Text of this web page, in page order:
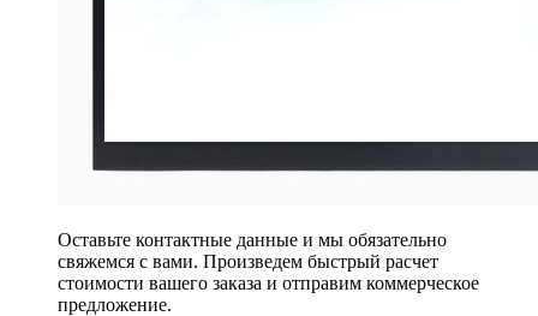
Оставьте контактные данные и мы обязательно
свяжемся с вами. Произведем быстрый расчет
стоимости вашего заказа и отправим коммерческое
предложение.